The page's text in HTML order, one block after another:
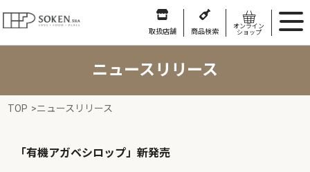
取扱店舗 商品検索
オンライン
ショップ
ニュースリリース
TOP >ニュースリリース
「有機アガベシロップ」新発売